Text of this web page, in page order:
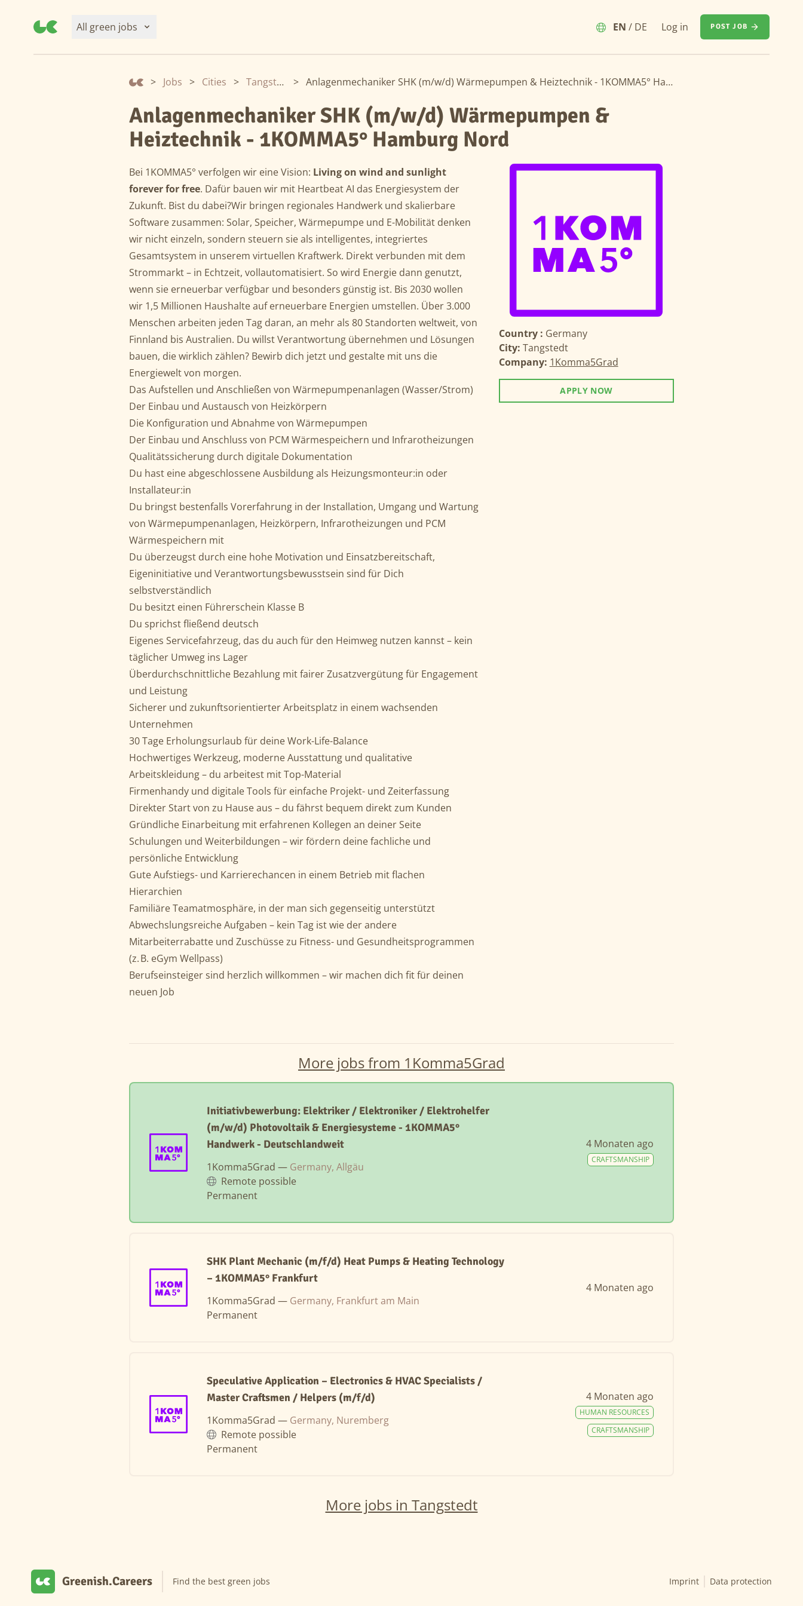
All green jobs EN / DE Log in POST JOB
> Jobs > Cities > Tangstedt > Anlagenmechaniker SHK (m/w/d) Wärmepumpen & Heiztechnik - 1KOMMA5° Hamburg Nord
Anlagenmechaniker SHK (m/w/d) Wärmepumpen &
Heiztechnik - 1KOMMA5° Hamburg Nord
Bei 1KOMMA5° verfolgen wir eine Vision: Living on wind and sunlight
forever for free. Dafür bauen wir mit Heartbeat AI das Energiesystem der
Zukunft. Bist du dabei?Wir bringen regionales Handwerk und skalierbare
Software zusammen: Solar, Speicher, Wärmepumpe und E-Mobilität denken
wir nicht einzeln, sondern steuern sie als intelligentes, integriertes
Gesamtsystem in unserem virtuellen Kraftwerk. Direkt verbunden mit dem
Strommarkt – in Echtzeit, vollautomatisiert. So wird Energie dann genutzt,
wenn sie erneuerbar verfügbar und besonders günstig ist. Bis 2030 wollen
wir 1,5 Millionen Haushalte auf erneuerbare Energien umstellen. Über 3.000
Menschen arbeiten jeden Tag daran, an mehr als 80 Standorten weltweit, von
Finnland bis Australien. Du willst Verantwortung übernehmen und Lösungen
bauen, die wirklich zählen? Bewirb dich jetzt und gestalte mit uns die
Energiewelt von morgen.
Das Aufstellen und Anschließen von Wärmepumpenanlagen (Wasser/Strom)
Der Einbau und Austausch von Heizkörpern
Die Konfiguration und Abnahme von Wärmepumpen
Der Einbau und Anschluss von PCM Wärmespeichern und Infrarotheizungen
Qualitätssicherung durch digitale Dokumentation
Du hast eine abgeschlossene Ausbildung als Heizungsmonteur:in oder
Installateur:in
Du bringst bestenfalls Vorerfahrung in der Installation, Umgang und Wartung
von Wärmepumpenanlagen, Heizkörpern, Infrarotheizungen und PCM
Wärmespeichern mit
Du überzeugst durch eine hohe Motivation und Einsatzbereitschaft,
Eigeninitiative und Verantwortungsbewusstsein sind für Dich
selbstverständlich
Du besitzt einen Führerschein Klasse B
Du sprichst fließend deutsch
Eigenes Servicefahrzeug, das du auch für den Heimweg nutzen kannst – kein
täglicher Umweg ins Lager
Überdurchschnittliche Bezahlung mit fairer Zusatzvergütung für Engagement
und Leistung
Sicherer und zukunftsorientierter Arbeitsplatz in einem wachsenden
Unternehmen
30 Tage Erholungsurlaub für deine Work-Life-Balance
Hochwertiges Werkzeug, moderne Ausstattung und qualitative
Arbeitskleidung – du arbeitest mit Top-Material
Firmenhandy und digitale Tools für einfache Projekt- und Zeiterfassung
Direkter Start von zu Hause aus – du fährst bequem direkt zum Kunden
Gründliche Einarbeitung mit erfahrenen Kollegen an deiner Seite
Schulungen und Weiterbildungen – wir fördern deine fachliche und
persönliche Entwicklung
Gute Aufstiegs- und Karrierechancen in einem Betrieb mit flachen
Hierarchien
Familiäre Teamatmosphäre, in der man sich gegenseitig unterstützt
Abwechslungsreiche Aufgaben – kein Tag ist wie der andere
Mitarbeiterrabatte und Zuschüsse zu Fitness- und Gesundheitsprogrammen
(z. B. eGym Wellpass)
Berufseinsteiger sind herzlich willkommen – wir machen dich fit für deinen
neuen Job
Country : Germany
City: Tangstedt
Company: 1Komma5Grad
APPLY NOW
More jobs from 1Komma5Grad
Initiativbewerbung: Elektriker / Elektroniker / Elektrohelfer
(m/w/d) Photovoltaik & Energiesysteme - 1KOMMA5°
Handwerk - Deutschlandweit
1Komma5Grad — Germany, Allgäu
Remote possible
Permanent
4 Monaten ago
CRAFTSMANSHIP
SHK Plant Mechanic (m/f/d) Heat Pumps & Heating Technology
– 1KOMMA5° Frankfurt
1Komma5Grad — Germany, Frankfurt am Main
Permanent
4 Monaten ago
Speculative Application – Electronics & HVAC Specialists /
Master Craftsmen / Helpers (m/f/d)
1Komma5Grad — Germany, Nuremberg
Remote possible
Permanent
4 Monaten ago
HUMAN RESOURCES
CRAFTSMANSHIP
More jobs in Tangstedt
Greenish.Careers Find the best green jobs Imprint Data protection